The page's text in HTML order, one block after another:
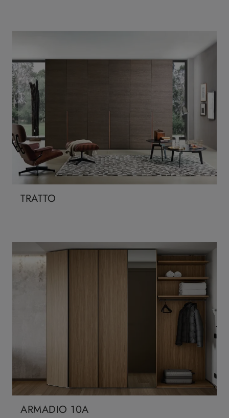
TRATTO
ARMADIO 10A